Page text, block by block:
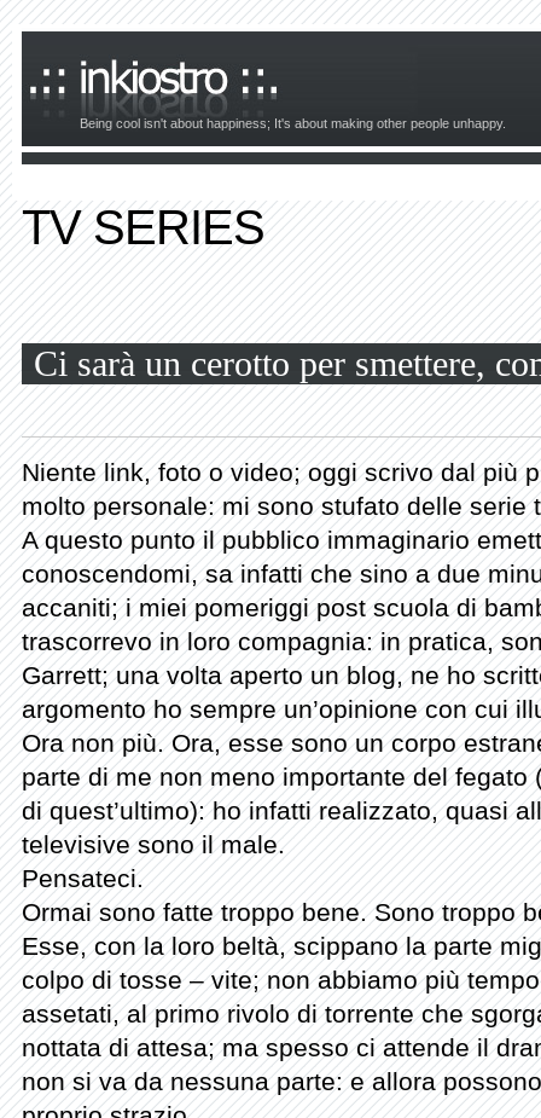
Being cool isn't about happiness; It's about making other people unhappy.
TV SERIES
Ci sarà un cerotto per smettere,
Niente link, foto o video; oggi scrivo dal più
molto personale: mi sono stufato delle serie
A questo punto il pubblico immaginario
conoscendomi, sa infatti che sino a due
accaniti; i miei pomeriggi post scuola di
trascorrevo in loro compagnia: in pratica,
Garrett; una volta aperto un blog, ne ho
argomento ho sempre un’opinione con cui
Ora non più. Ora, esse sono un corpo
parte di me non meno importante del fegato
di quest’ultimo): ho infatti realizzato, quasi
televisive sono il male.
Pensateci.
Ormai sono fatte troppo bene. Sono troppo
Esse, con la loro beltà, scippano la parte
colpo di tosse – vite; non abbiamo più
assetati, al primo rivolo di torrente che
nottata di attesa; ma spesso ci attende il
non si va da nessuna parte: e allora